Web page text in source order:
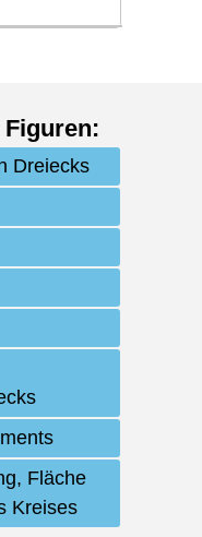
Figuren:
Dreiecks
Fläche
Kreises